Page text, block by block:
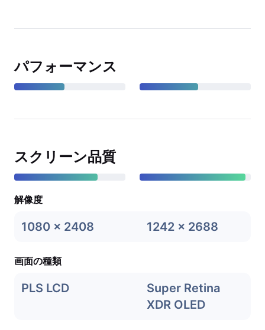
パフォーマンス
スクリーン品質
解像度
1080 x 2408 1242 x 2688
画面の種類
PLS LCD
Super Retina
XDR OLED